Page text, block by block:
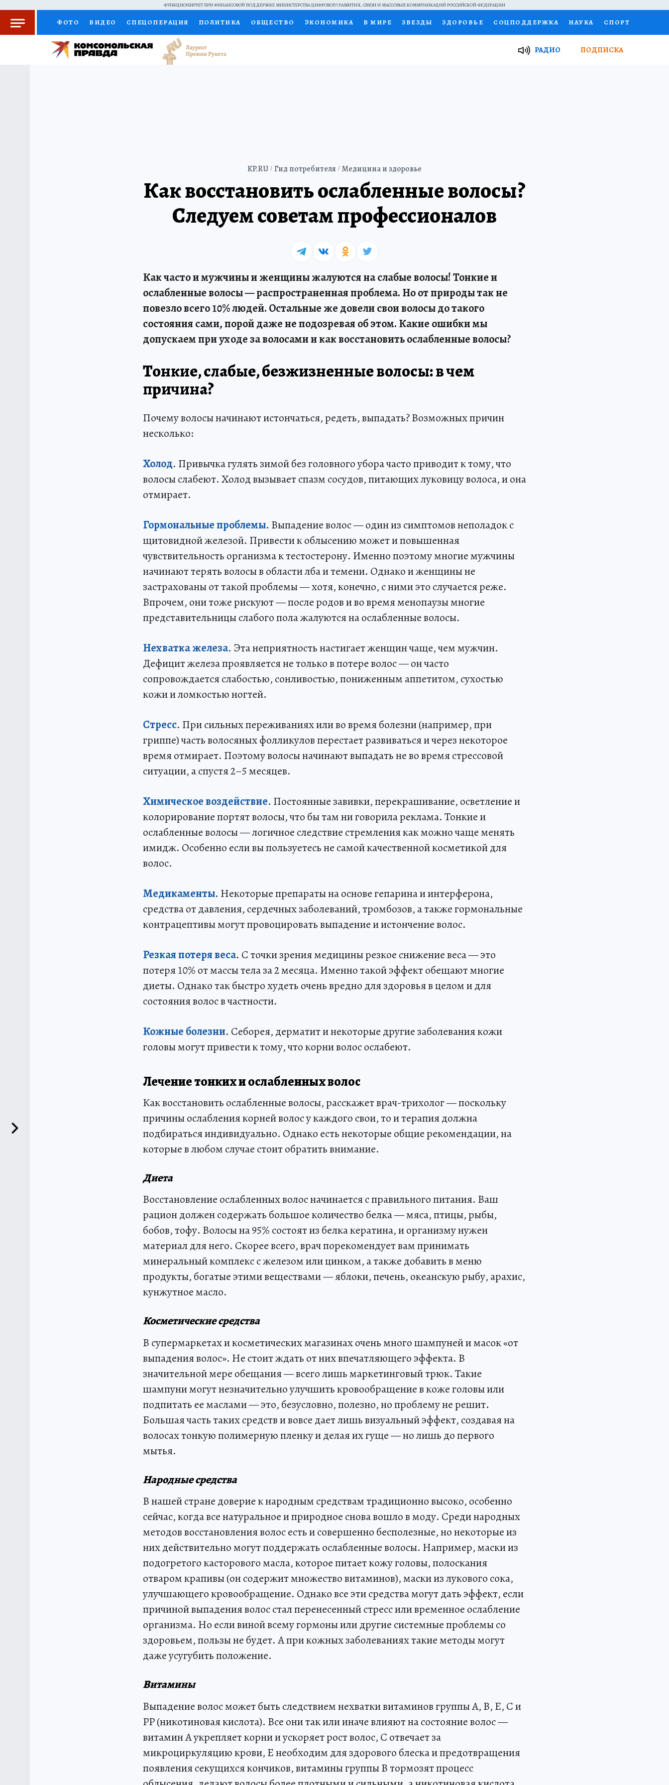
ФУНКЦИОНИРУЕТ ПРИ ФИНАНСОВОЙ ПОДДЕРЖКЕ МИНИСТЕРСТВА ЦИФРОВОГО РАЗВИТИЯ, СВЯЗИ И МАССОВЫХ КОММУНИКАЦИЙ РОССИЙСКОЙ ФЕДЕРАЦИИ
ФОТО ВИДЕО СПЕЦОПЕРАЦИЯ ПОЛИТИКА ОБЩЕСТВО ЭКОНОМИКА В МИРЕ ЗВЕЗДЫ ЗДОРОВЬЕ СОЦПОДДЕРЖКА НАУКА СПОРТ
КОЛУМНИСТЫ ПРОИСШЕСТВИЯ НАЦИОНАЛЬНЫЕ ПРОЕКТЫ РОССИИ Я ЗНАЮ СЕМЬЯ
РАДИО ПОДПИСКА
KP.RU Гид потребителя Медицина и здоровье
Как восстановить ослабленные волосы?
Следуем советам профессионалов
Как часто и мужчины и женщины жалуются на слабые волосы! Тонкие и
ослабленные волосы — распространенная проблема. Но от природы так не
повезло всего 10% людей. Остальные же довели свои волосы до такого
состояния сами, порой даже не подозревая об этом. Какие ошибки мы
допускаем при уходе за волосами и как восстановить ослабленные волосы?
Тонкие, слабые, безжизненные волосы: в чем
причина?
Почему волосы начинают истончаться, редеть, выпадать? Возможных причин
несколько:
Холод. Привычка гулять зимой без головного убора часто приводит к тому, что
волосы слабеют. Холод вызывает спазм сосудов, питающих луковицу волоса, и она
отмирает.
Гормональные проблемы. Выпадение волос — один из симптомов неполадок с
щитовидной железой. Привести к облысению может и повышенная
чувствительность организма к тестостерону. Именно поэтому многие мужчины
начинают терять волосы в области лба и темени. Однако и женщины не
застрахованы от такой проблемы — хотя, конечно, с ними это случается реже.
Впрочем, они тоже рискуют — после родов и во время менопаузы многие
представительницы слабого пола жалуются на ослабленные волосы.
Нехватка железа. Эта неприятность настигает женщин чаще, чем мужчин.
Дефицит железа проявляется не только в потере волос — он часто
сопровождается слабостью, сонливостью, пониженным аппетитом, сухостью
кожи и ломкостью ногтей.
Стресс. При сильных переживаниях или во время болезни (например, при
гриппе) часть волосяных фолликулов перестает развиваться и через некоторое
время отмирает. Поэтому волосы начинают выпадать не во время стрессовой
ситуации, а спустя 2–5 месяцев.
Химическое воздействие. Постоянные завивки, перекрашивание, осветление и
колорирование портят волосы, что бы там ни говорила реклама. Тонкие и
ослабленные волосы — логичное следствие стремления как можно чаще менять
имидж. Особенно если вы пользуетесь не самой качественной косметикой для
волос.
Медикаменты. Некоторые препараты на основе гепарина и интерферона,
средства от давления, сердечных заболеваний, тромбозов, а также гормональные
контрацептивы могут провоцировать выпадение и истончение волос.
Резкая потеря веса. С точки зрения медицины резкое снижение веса — это
потеря 10% от массы тела за 2 месяца. Именно такой эффект обещают многие
диеты. Однако так быстро худеть очень вредно для здоровья в целом и для
состояния волос в частности.
Кожные болезни. Себорея, дерматит и некоторые другие заболевания кожи
головы могут привести к тому, что корни волос ослабеют.
Лечение тонких и ослабленных волос
Как восстановить ослабленные волосы, расскажет врач-трихолог — поскольку
причины ослабления корней волос у каждого свои, то и терапия должна
подбираться индивидуально. Однако есть некоторые общие рекомендации, на
которые в любом случае стоит обратить внимание.
Диета
Восстановление ослабленных волос начинается с правильного питания. Ваш
рацион должен содержать большое количество белка — мяса, птицы, рыбы,
бобов, тофу. Волосы на 95% состоят из белка кератина, и организму нужен
материал для него. Скорее всего, врач порекомендует вам принимать
минеральный комплекс с железом или цинком, а также добавить в меню
продукты, богатые этими веществами — яблоки, печень, океанскую рыбу, арахис,
кунжутное масло.
Косметические средства
В супермаркетах и косметических магазинах очень много шампуней и масок «от
выпадения волос». Не стоит ждать от них впечатляющего эффекта. В
значительной мере обещания — всего лишь маркетинговый трюк. Такие
шампуни могут незначительно улучшить кровообращение в коже головы или
подпитать ее маслами — это, безусловно, полезно, но проблему не решит.
Большая часть таких средств и вовсе дает лишь визуальный эффект, создавая на
волосах тонкую полимерную пленку и делая их гуще — но лишь до первого
мытья.
Народные средства
В нашей стране доверие к народным средствам традиционно высоко, особенно
сейчас, когда все натуральное и природное снова вошло в моду. Среди народных
методов восстановления волос есть и совершенно бесполезные, но некоторые из
них действительно могут поддержать ослабленные волосы. Например, маски из
подогретого касторового масла, которое питает кожу головы, полоскания
отваром крапивы (он содержит множество витаминов), маски из лукового сока,
улучшающего кровообращение. Однако все эти средства могут дать эффект, если
причиной выпадения волос стал перенесенный стресс или временное ослабление
организма. Но если виной всему гормоны или другие системные проблемы со
здоровьем, пользы не будет. А при кожных заболеваниях такие методы могут
даже усугубить положение.
Витамины
Выпадение волос может быть следствием нехватки витаминов группы А, В, Е, С и
РР (никотиновая кислота). Все они так или иначе влияют на состояние волос —
витамин А укрепляет корни и ускоряет рост волос, С отвечает за
микроциркуляцию крови, Е необходим для здорового блеска и предотвращения
появления секущихся кончиков, витамины группы В тормозят процесс